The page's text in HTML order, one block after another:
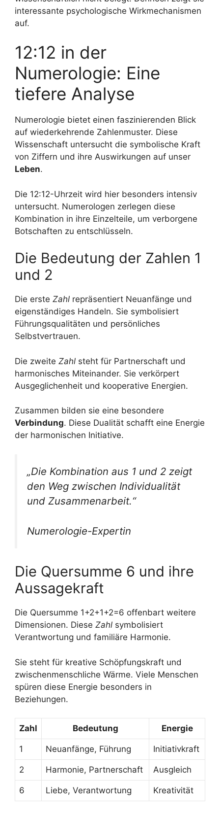
interessante psychologische Wirkmechanismen
auf.
12:12 in der
Numerologie: Eine
tiefere Analyse
Numerologie bietet einen faszinierenden Blick
auf wiederkehrende Zahlenmuster. Diese
Wissenschaft untersucht die symbolische Kraft
von Ziffern und ihre Auswirkungen auf unser
Leben.
Die 12:12-Uhrzeit wird hier besonders intensiv
untersucht. Numerologen zerlegen diese
Kombination in ihre Einzelteile, um verborgene
Botschaften zu entschlüsseln.
Die Bedeutung der Zahlen 1
und 2
Die erste Zahl repräsentiert Neuanfänge und
eigenständiges Handeln. Sie symbolisiert
Führungsqualitäten und persönliches
Selbstvertrauen.
Die zweite Zahl steht für Partnerschaft und
harmonisches Miteinander. Sie verkörpert
Ausgeglichenheit und kooperative Energien.
Zusammen bilden sie eine besondere
Verbindung. Diese Dualität schafft eine Energie
der harmonischen Initiative.
„Die Kombination aus 1 und 2 zeigt
den Weg zwischen Individualität
und Zusammenarbeit.“
Numerologie-Expertin
Die Quersumme 6 und ihre
Aussagekraft
Die Quersumme 1+2+1+2=6 offenbart weitere
Dimensionen. Diese Zahl symbolisiert
Verantwortung und familiäre Harmonie.
Sie steht für kreative Schöpfungskraft und
zwischenmenschliche Wärme. Viele Menschen
spüren diese Energie besonders in
Beziehungen.
Zahl Bedeutung Energie
1 Neuanfänge, Führung Initiativkraft
2 Harmonie, Partnerschaft Ausgleich
6 Liebe, Verantwortung Kreativität